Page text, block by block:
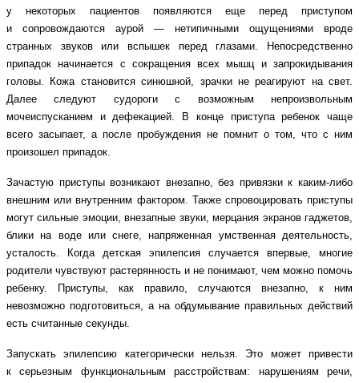
у некоторых пациентов появляются еще перед приступом
и сопровождаются аурой — нетипичными ощущениями вроде
странных звуков или вспышек перед глазами. Непосредственно
припадок начинается с сокращения всех мышц и запрокидывания
головы. Кожа становится синюшной, зрачки не реагируют на свет.
Далее следуют судороги с возможным непроизвольным
мочеиспусканием и дефекацией. В конце приступа ребенок чаще
всего засыпает, а после пробуждения не помнит о том, что с ним
произошел припадок.
Зачастую приступы возникают внезапно, без привязки к каким-либо
внешним или внутренним фактором. Также спровоцировать приступы
могут сильные эмоции, внезапные звуки, мерцания экранов гаджетов,
блики на воде или снеге, напряженная умственная деятельность,
усталость. Когда детская эпилепсия случается впервые, многие
родители чувствуют растерянность и не понимают, чем можно помочь
ребенку. Приступы, как правило, случаются внезапно, к ним
невозможно подготовиться, а на обдумывание правильных действий
есть считанные секунды.
Запускать эпилепсию категорически нельзя. Это может привести
к серьезным функциональным расстройствам: нарушениям речи,